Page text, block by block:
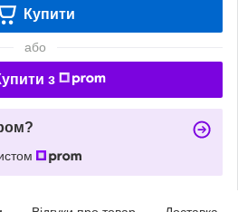
Купити
або
з